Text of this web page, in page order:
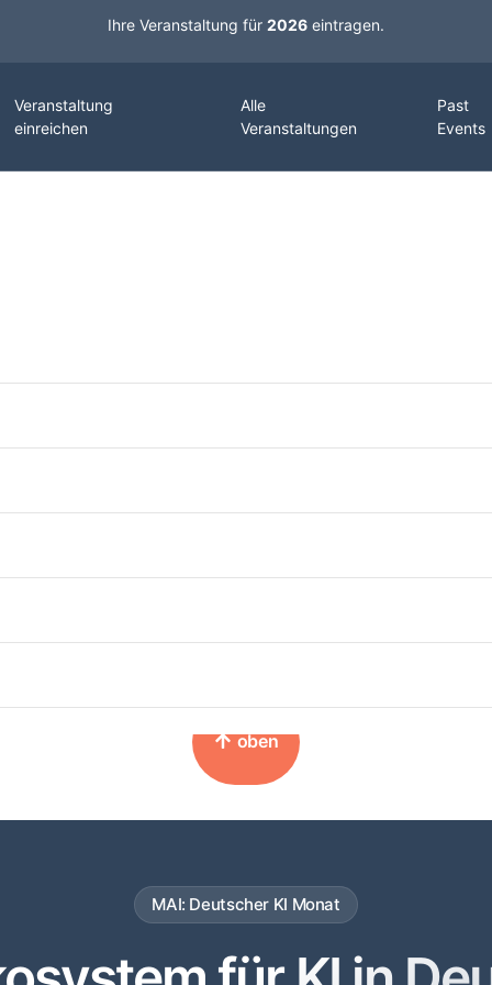
Ihre Veranstaltung für 2026 eintragen.
Veranstaltung
einreichen
Alle
Veranstaltungen
Past
Events
in AI
oben
MAI: Deutscher KI Monat